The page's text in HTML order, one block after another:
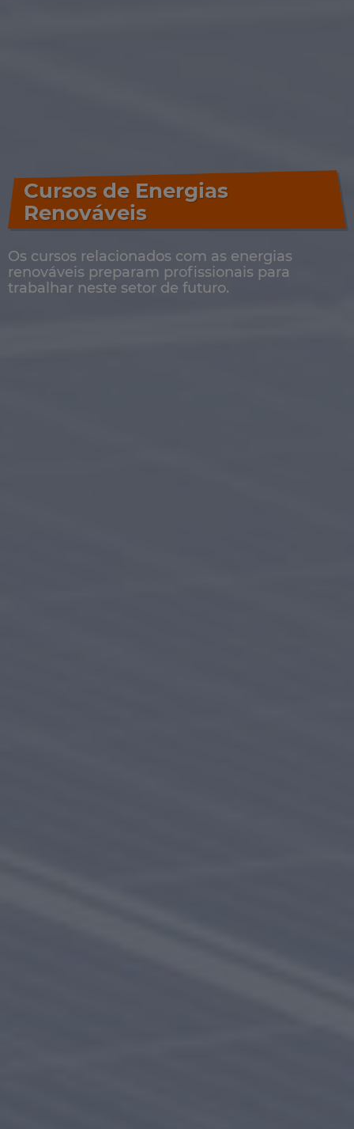
Cursos de Energias
Renováveis
Os cursos relacionados com as energias
renováveis preparam profissionais para
trabalhar neste setor de futuro.